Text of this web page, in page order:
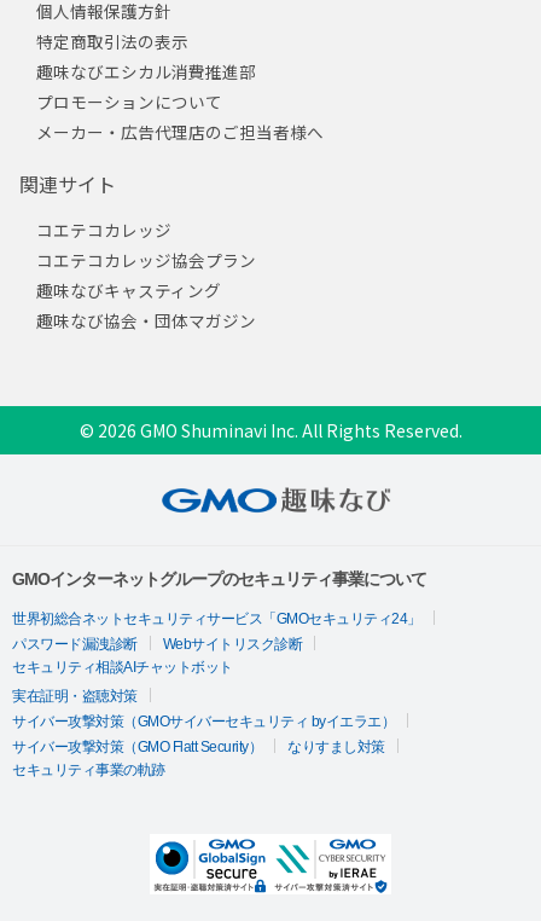
個人情報保護方針
特定商取引法の表示
趣味なびエシカル消費推進部
プロモーションについて
メーカー・広告代理店のご担当者様へ
関連サイト
コエテコカレッジ
コエテコカレッジ協会プラン
趣味なびキャスティング
趣味なび協会・団体マガジン
© 2026 GMO Shuminavi Inc. All Rights Reserved.